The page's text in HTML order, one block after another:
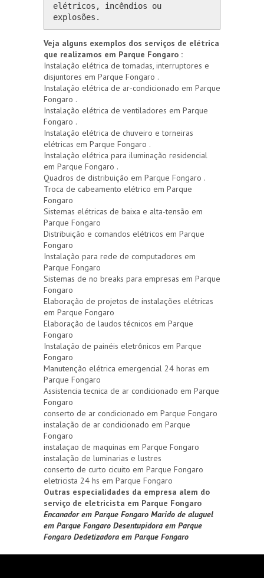
elétricos, incêndios ou
explosões.
Veja alguns exemplos dos serviços de elétrica
que realizamos em Parque Fongaro :
Instalação elétrica de tomadas, interruptores e
disjuntores em Parque Fongaro .
Instalação elétrica de ar-condicionado em Parque
Fongaro .
Instalação elétrica de ventiladores em Parque
Fongaro .
Instalação elétrica de chuveiro e torneiras
elétricas em Parque Fongaro .
Instalação elétrica para iluminação residencial
em Parque Fongaro .
Quadros de distribuição em Parque Fongaro .
Troca de cabeamento elétrico em Parque
Fongaro
Sistemas elétricas de baixa e alta-tensão em
Parque Fongaro
Distribuição e comandos elétricos em Parque
Fongaro
Instalação para rede de computadores em
Parque Fongaro
Sistemas de no breaks para empresas em Parque
Fongaro
Elaboração de projetos de instalações elétricas
em Parque Fongaro
Elaboração de laudos técnicos em Parque
Fongaro
Instalação de painéis eletrônicos em Parque
Fongaro
Manutenção elétrica emergencial 24 horas em
Parque Fongaro
Assistencia tecnica de ar condicionado em Parque
Fongaro
conserto de ar condicionado em Parque Fongaro
instalação de ar condicionado em Parque
Fongaro
instalaçao de maquinas em Parque Fongaro
instalação de luminarias e lustres
conserto de curto cicuito em Parque Fongaro
eletricista 24 hs em Parque Fongaro
Outras especialidades da empresa alem do
serviço de eletricista em Parque Fongaro
Encanador em Parque Fongaro Marido de aluguel
em Parque Fongaro Desentupidora em Parque
Fongaro Dedetizadora em Parque Fongaro